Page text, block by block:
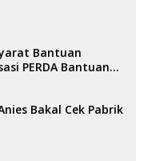
Bantuan
PERDA Bantuan
Bakal Cek Pabrik